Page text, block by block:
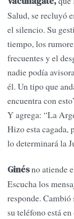
Salud, se recluyó
el silencio. Su
tiempo, los
frecuentes y el
nadie podía
él. Un tipo que
encuentra con
Y agrega: “La
Hizo esta cagada,
lo determinará la
Ginésno atiende
Escucha los
responde.
su teléfono está